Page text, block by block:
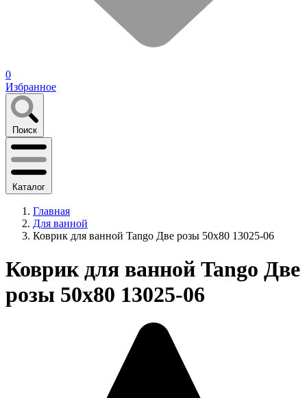
0
Избранное
Поиск
Каталог
Главная
Для ванной
Коврик для ванной Tango Две розы 50x80 13025-06
Коврик для ванной Tango Две
розы 50x80 13025-06